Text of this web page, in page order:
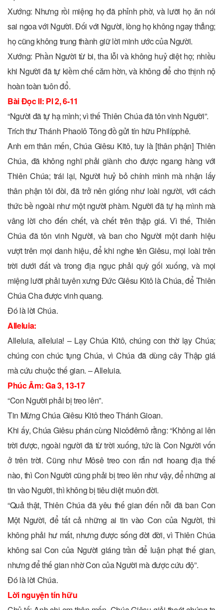
Xướng: Nhưng rồi miệng họ đã phỉnh phờ, và lưỡi họ ăn nói
sai ngoa với Người. Ðối với Người, lòng họ không ngay thẳng;
họ cũng không trung thành giữ lời minh ước của Người.
Xướng: Phần Người từ bi, tha lỗi và không huỷ diệt họ; nhiều
khi Người đã tự kiềm chế căm hờn, và không để cho thịnh nộ
hoàn toàn tuôn đổ.
Bài Ðọc II: Pl 2, 6-11
“Người đã tự hạ mình; vì thế Thiên Chúa đã tôn vinh Người”.
Trích thư Thánh Phaolô Tông đồ gửi tín hữu Philípphê.
Anh em thân mến, Chúa Giêsu Kitô, tuy là [thân phận] Thiên
Chúa, đã không nghĩ phải giành cho được ngang hàng với
Thiên Chúa; trái lại, Người huỷ bỏ chính mình mà nhận lấy
thân phận tôi đòi, đã trở nên giống như loài người, với cách
thức bề ngoài như một người phàm. Người đã tự hạ mình mà
vâng lời cho đến chết, và chết trên thập giá. Vì thế, Thiên
Chúa đã tôn vinh Người, và ban cho Người một danh hiệu
vượt trên mọi danh hiệu, để khi nghe tên Giêsu, mọi loài trên
trời dưới đất và trong địa ngục phải quỳ gối xuống, và mọi
miệng lưỡi phải tuyên xưng Ðức Giêsu Kitô là Chúa, để Thiên
Chúa Cha được vinh quang.
Ðó là lời Chúa.
Alleluia:
Alleluia, alleluia! – Lạy Chúa Kitô, chúng con thờ lạy Chúa;
chúng con chúc tụng Chúa, vì Chúa đã dùng cây Thập giá
mà cứu chuộc thế gian. – Alleluia.
Phúc Âm: Ga 3, 13-17
“Con Người phải bị treo lên”.
Tin Mừng Chúa Giêsu Kitô theo Thánh Gioan.
Khi ấy, Chúa Giêsu phán cùng Nicôđêmô rằng: “Không ai lên
trời được, ngoài người đã từ trời xuống, tức là Con Người vốn
ở trên trời. Cũng như Môsê treo con rắn nơi hoang địa thế
nào, thì Con Người cũng phải bị treo lên như vậy, để những ai
tin vào Người, thì không bị tiêu diệt muôn đời.
“Quả thật, Thiên Chúa đã yêu thế gian đến nỗi đã ban Con
Một Người, để tất cả những ai tin vào Con của Người, thì
không phải hư mất, nhưng được sống đời đời, vì Thiên Chúa
không sai Con của Người giáng trần để luận phạt thế gian,
nhưng để thế gian nhờ Con của Người mà được cứu độ”.
Ðó là lời Chúa.
Lời nguyện tín hữu